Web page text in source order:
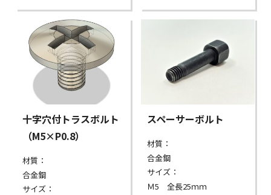
十字穴付トラスボルト
（M5×P0.8）
材質：
合金鋼
サイズ：
スペーサーボルト
材質：
合金鋼
サイズ：
Ｍ5 全長25ｍｍ